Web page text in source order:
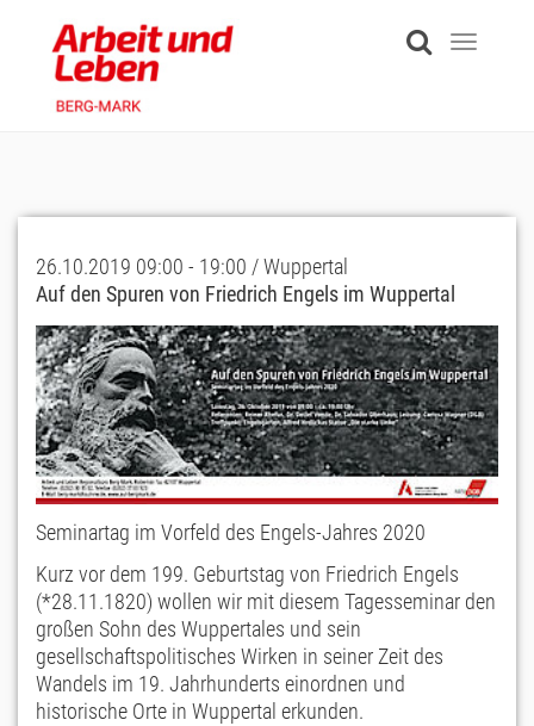
content
Toggle
26.10.2019 09:00 - 19:00 / Wuppertal
Auf den Spuren von Friedrich Engels im Wuppertal
Seminartag im Vorfeld des Engels-Jahres 2020
Kurz vor dem 199. Geburtstag von Friedrich Engels
(*28.11.1820) wollen wir mit diesem Tagesseminar den
großen Sohn des Wuppertales und sein
gesellschaftspolitisches Wirken in seiner Zeit des
Wandels im 19. Jahrhunderts einordnen und
historische Orte in Wuppertal erkunden.